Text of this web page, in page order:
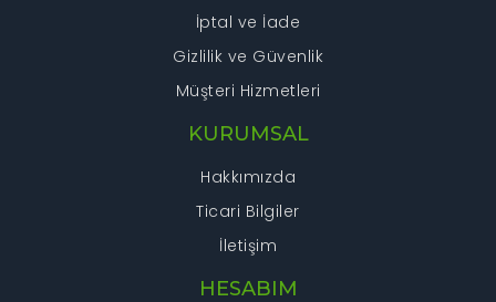
İptal ve İade
Gizlilik ve Güvenlik
Müşteri Hizmetleri
KURUMSAL
Hakkımızda
Ticari Bilgiler
İletişim
HESABIM